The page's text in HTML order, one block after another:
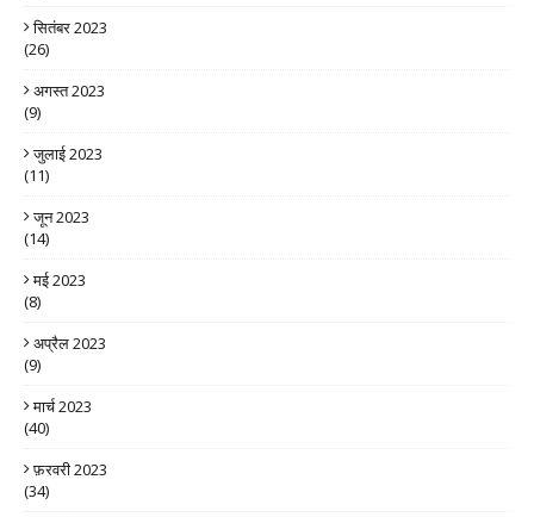
सितंबर 2023
(26)
अगस्त 2023
(9)
जुलाई 2023
(11)
जून 2023
(14)
मई 2023
(8)
अप्रैल 2023
(9)
मार्च 2023
(40)
फ़रवरी 2023
(34)